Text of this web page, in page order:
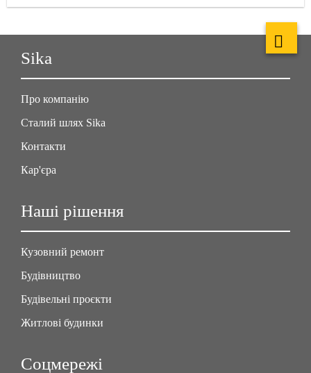
Sika
Про компанію
Сталий шлях Sika
Контакти
Кар'єра
Наші рішення
Кузовний ремонт
Будівництво
Будівельні проєкти
Житлові будинки
Соцмережі